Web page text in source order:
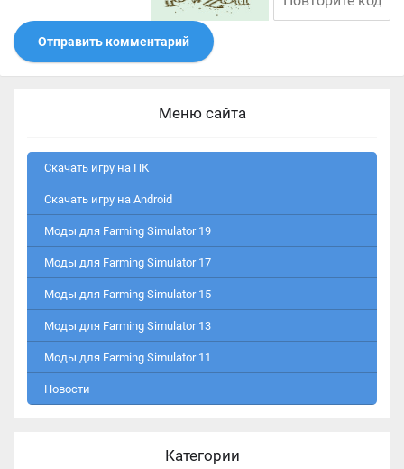
Отправить комментарий
Меню сайта
Скачать игру на ПК
Скачать игру на Android
Моды для Farming Simulator 19
Моды для Farming Simulator 17
Моды для Farming Simulator 15
Моды для Farming Simulator 13
Моды для Farming Simulator 11
Новости
Категории